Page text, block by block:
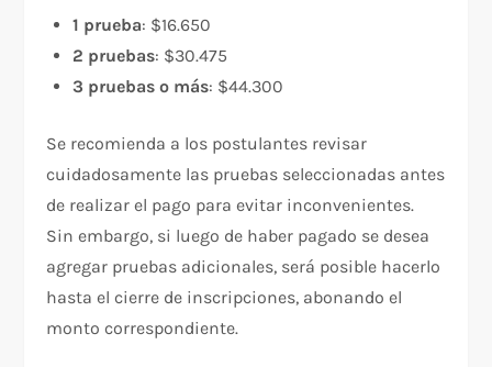
1 prueba: $16.650
2 pruebas: $30.475
3 pruebas o más: $44.300
Se recomienda a los postulantes revisar
cuidadosamente las pruebas seleccionadas antes
de realizar el pago para evitar inconvenientes.
Sin embargo, si luego de haber pagado se desea
agregar pruebas adicionales, será posible hacerlo
hasta el cierre de inscripciones, abonando el
monto correspondiente.